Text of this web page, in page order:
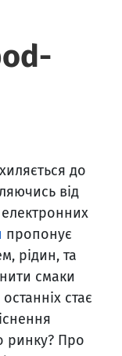
до
від
пропонує
рідин, та
смаки
стає
ринку? Про